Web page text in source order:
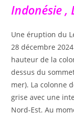
Indonésie ,
Une éruption du
28 décembre
hauteur de la
dessus du
mer). La colonne
grise avec une
Nord-Est. Au